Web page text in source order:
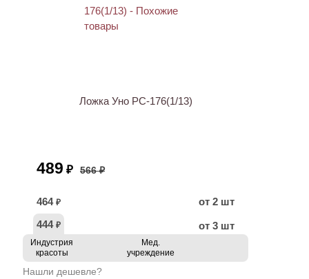
Ложка Уно PC-176(1/13)
489 ₽ 566 ₽
464 ₽
от 2 шт
444 ₽ от 3 шт
Индустрия
красоты
Мед.
учреждение
Нашли дешевле?